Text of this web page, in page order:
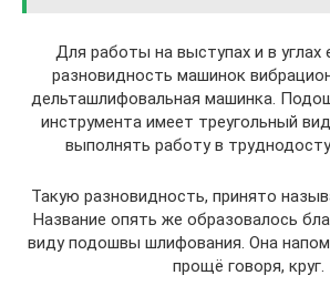
Для работы на выступах и в
разновидность машинок
дельташлифовальная машинка.
инструмента имеет треугольный
выполнять работу в
Такую разновидность, принято
Название опять же образовалось
виду подошвы шлифования. Она
прощё говоря, круг.